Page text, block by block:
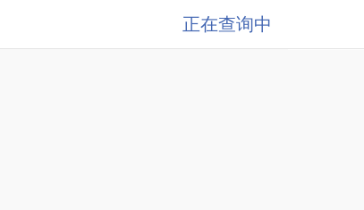
正在查询中